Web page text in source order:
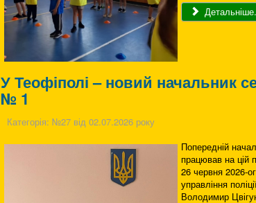
У Теофіполі – новий начальник
№ 1
Категорія: №27 від 02.07.2026 року
Попередній
працював на цій
26 червня 2026-
управління
Володимир